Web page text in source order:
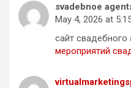
svadebnoe
May 4, 2026 at
сайт свадебного
мероприятий